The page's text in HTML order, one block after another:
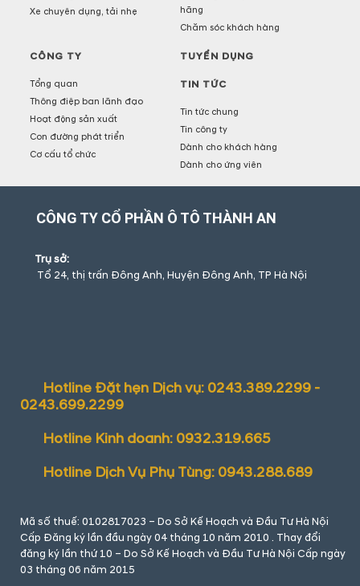
Xe chuyên dụng, tải nhẹ
hãng
Chăm sóc khách hàng
CÔNG TY
Tổng quan
Thông điệp ban lãnh đạo
Hoạt động sản xuất
Con đường phát triển
Cơ cấu tổ chức
TUYỂN DỤNG
TIN TỨC
Tin tức chung
Tin công ty
Dành cho khách hàng
Dành cho ứng viên
CÔNG TY CỔ PHẦN Ô TÔ THÀNH AN
Trụ sở:
Tổ 24, thị trấn Đông Anh, Huyện Đông Anh, TP Hà Nội
Hotline Đặt hẹn Dịch vụ: 0243.389.2299 -
0243.699.2299
Hotline Kinh doanh: 0932.319.665
Hotline Dịch Vụ Phụ Tùng: 0943.288.689
Mã số thuế: 0102817023 – Do Sở Kế Hoạch và Đầu Tư Hà Nội
Cấp Đăng ký lần đầu ngày 04 tháng 10 năm 2010 . Thay đổi
đăng ký lần thứ 10 – Do Sở Kế Hoạch và Đầu Tư Hà Nội Cấp ngày
03 tháng 06 năm 2015